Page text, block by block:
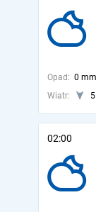
Opad: 0 mm
Wiatr:
02:00